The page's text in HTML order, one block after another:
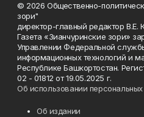
© 2026 Общественно-
зори"
директор-главный редактор В.Е.
Газета «Зианчуринские зори»
Управлении Федеральной
информационных технологий и
Республике Башкортостан.
02 - 01812 от 19.05.2025 г.
Об использовании
Об издании